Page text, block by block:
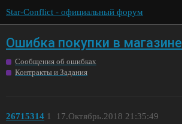
Star-Conflict - официальный форум
Ошибка покупки в магазине
Сообщения об ошибках
Контракты и Задания
26715314 17.Октябрь.2018 21:35:49
1